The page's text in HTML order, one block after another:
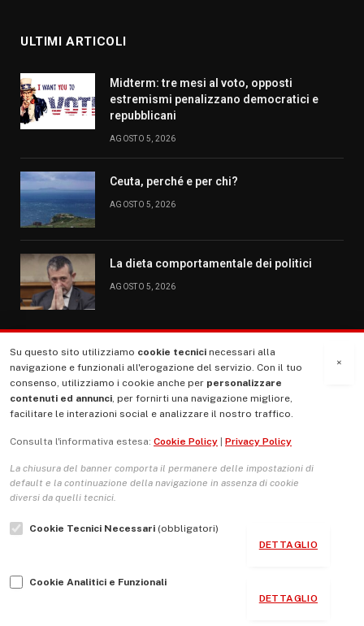
ULTIMI ARTICOLI
Midterm: tre mesi al voto, opposti
estremismi penalizzano democratici e
repubblicani
AGOSTO 5, 2026
Ceuta, perché e per chi?
AGOSTO 5, 2026
La dieta comportamentale dei politici
AGOSTO 5, 2026
MENU
La Nostra Storia
Le Copertine
L’Associazione
Indirizzo Socio Politico Culturale
Guida per le autrici e gli autori
×
Su questo sito utilizziamo cookie tecnici necessari alla
navigazione e funzionali all'erogazione del servizio. Con il tuo
consenso, utilizziamo i cookie anche per personalizzare
contenuti ed annunci, per fornirti una navigazione migliore,
facilitare le interazioni social e analizzare il nostro traffico.
Consulta l'informativa estesa: Cookie Policy Privacy Policy
La chiusura del banner comporta il permanere delle impostazioni di
default e la continuazione della navigazione in assenza di cookie
diversi da quelli tecnici.
Cookie Tecnici Necessari (obbligatori)
DETTAGLIO
Cookie Analitici e Funzionali
DETTAGLIO